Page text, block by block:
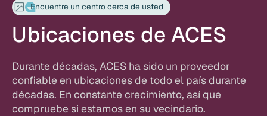
Encuentre un centro cerca de usted
Ubicaciones de ACES
Durante décadas, ACES ha sido un proveedor
confiable en ubicaciones de todo el país durante
décadas. En constante crecimiento, así que
compruebe si estamos en su vecindario.